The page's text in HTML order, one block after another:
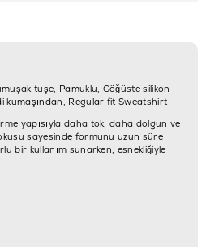
tuşe, Pamuklu, Göğüste silikon
kumaşından, Regular fit Sweatshirt
yapısıyla daha tok, daha dolgun ve
sayesinde formunu uzun süre
bir kullanım sunarken, esnekliğiyle